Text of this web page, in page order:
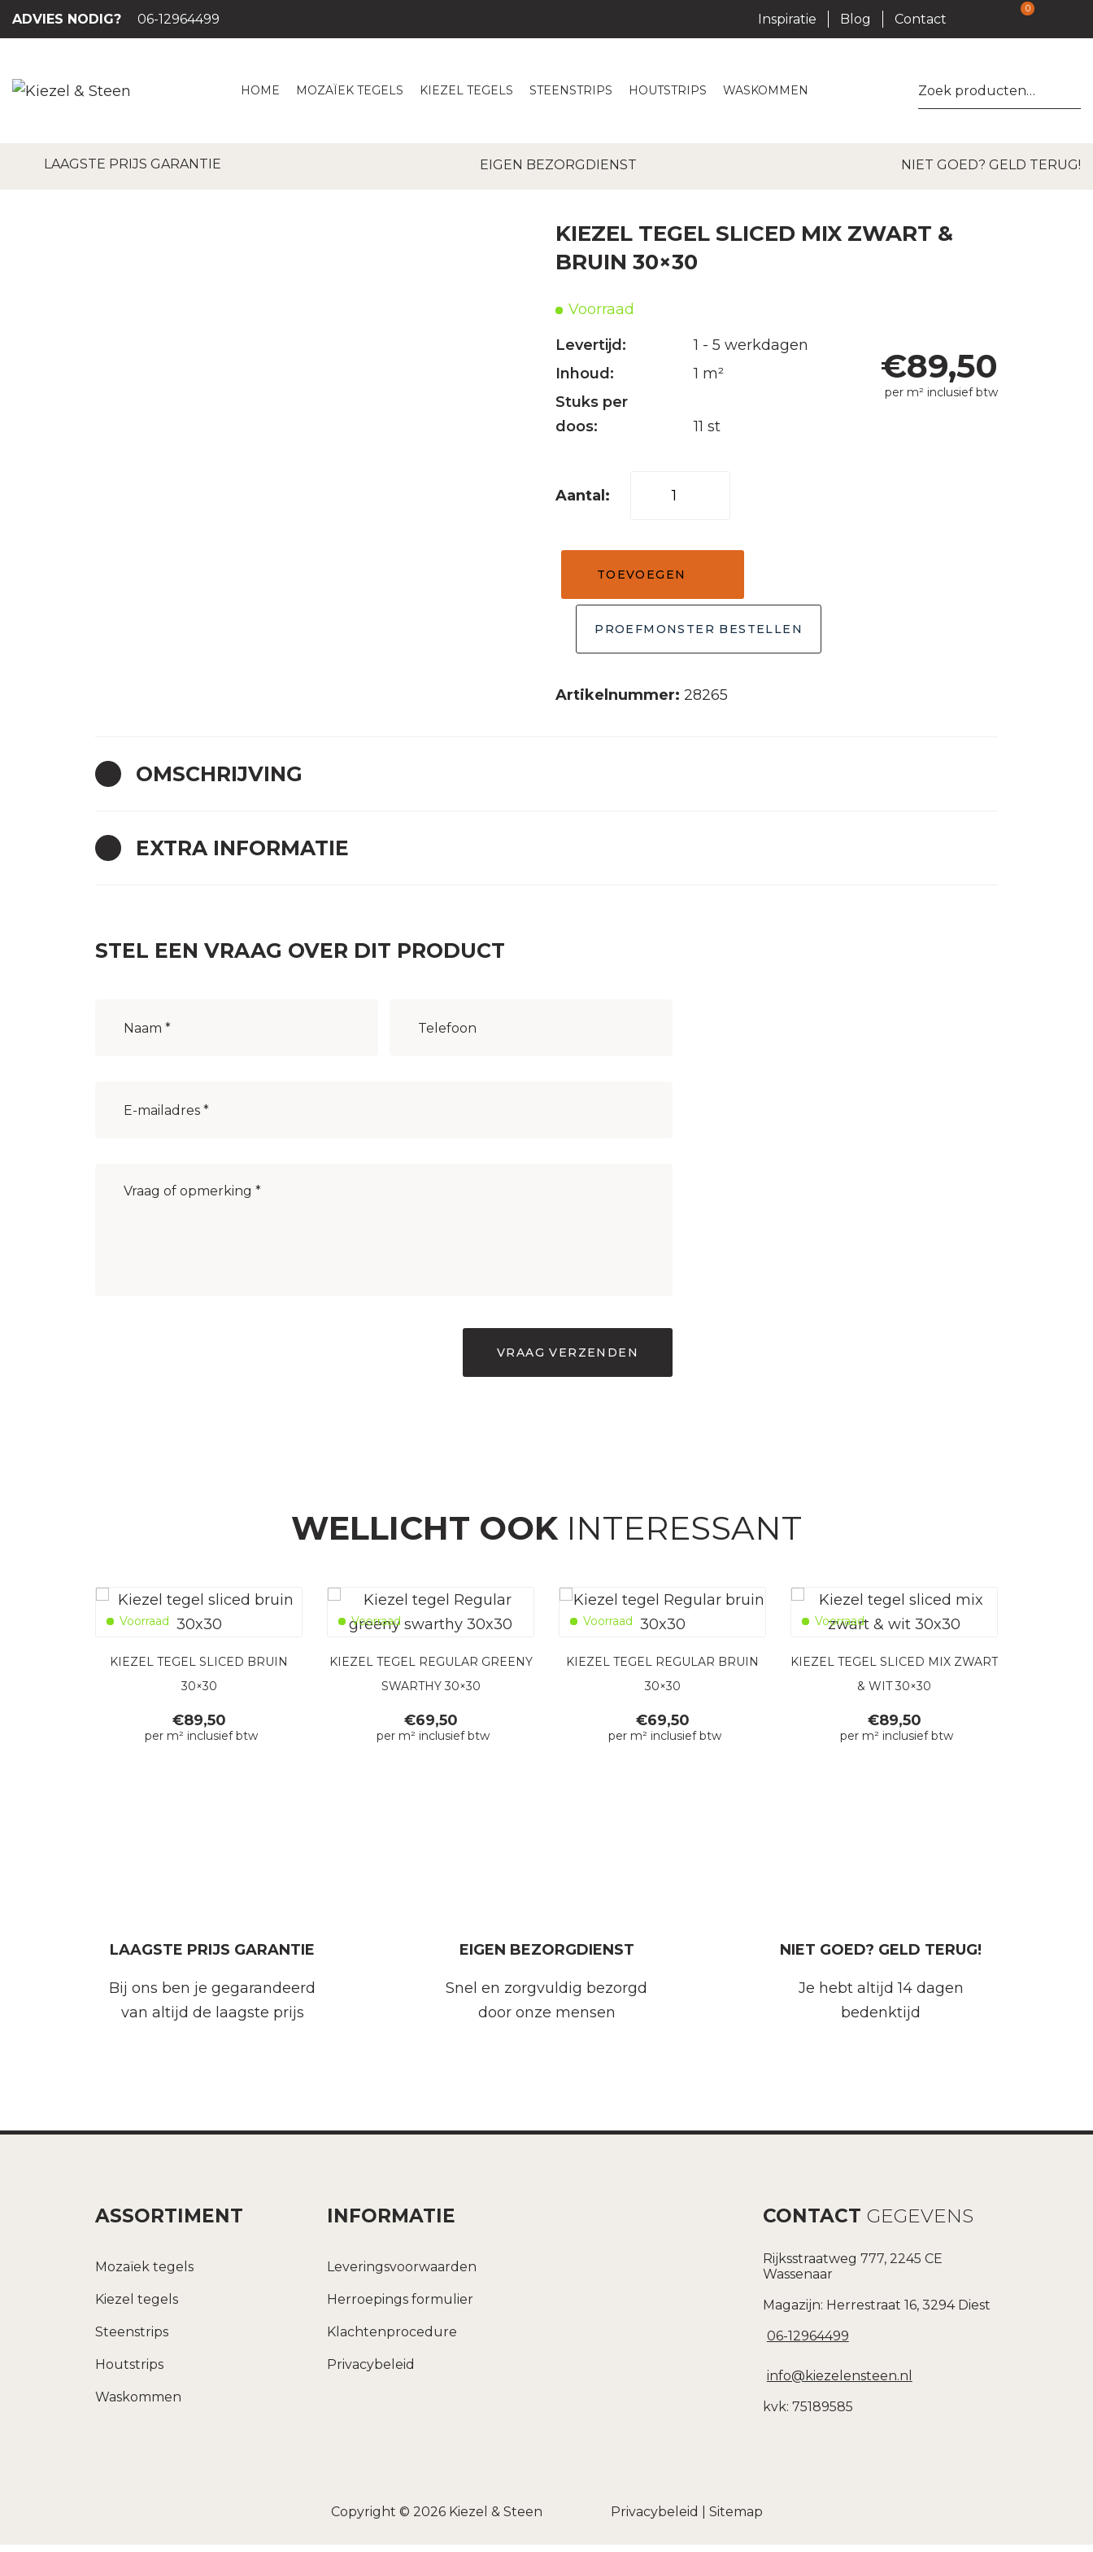
ADVIES NODIG? 06-12964499 Inspiratie Blog Contact
0
HOME MOZAÏEK TEGELS KIEZEL TEGELS STEENSTRIPS HOUTSTRIPS WASKOMMEN
Zoeken
naar:
LAAGSTE PRIJS GARANTIE EIGEN BEZORGDIENST NIET GOED? GELD TERUG!
KIEZEL TEGEL SLICED MIX ZWART &
BRUIN 30×30
Voorraad
€89,50
per m² inclusief btw
Levertijd:
1 - 5 werkdagen
Inhoud:
1 m²
Stuks per
doos:
11 st
mix
zwart
&
bruin
30x30
TOEVOEGEN
PROEFMONSTER BESTELLEN
Artikelnummer: 28265
OMSCHRIJVING
EXTRA INFORMATIE
STEL EEN VRAAG OVER DIT PRODUCT
mailadres (Vereist)
WELLICHT OOKINTERESSANT
Voorraad
KIEZEL TEGEL SLICED BRUIN
30×30
€89,50
per m² inclusief btw
Voorraad
KIEZEL TEGEL REGULAR GREENY
SWARTHY 30×30
€69,50
per m² inclusief btw
Voorraad
KIEZEL TEGEL REGULAR BRUIN
30×30
€69,50
per m² inclusief btw
Voorraad
KIEZEL TEGEL SLICED MIX ZWART
& WIT 30×30
€89,50
per m² inclusief btw
LAAGSTE PRIJS GARANTIE
Bij ons ben je gegarandeerd
van altijd de laagste prijs
EIGEN BEZORGDIENST
Snel en zorgvuldig bezorgd
door onze mensen
NIET GOED? GELD TERUG!
Je hebt altijd 14 dagen
bedenktijd
ASSORTIMENT
Mozaïek tegels
Kiezel tegels
Steenstrips
Houtstrips
Waskommen
INFORMATIE
Leveringsvoorwaarden
Herroepings formulier
Klachtenprocedure
Privacybeleid
CONTACT GEGEVENS
Rijksstraatweg 777, 2245 CE
Wassenaar
Magazijn: Herrestraat 16, 3294 Diest
06-12964499
info@kiezelensteen.nl
kvk: 75189585
Copyright © 2026 Kiezel & Steen Privacybeleid Sitemap